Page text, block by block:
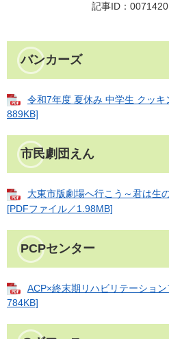
記事ID：0071420
バンカーズ
令和7年度 夏休み 中学生 クッ
889KB]
市民劇団えん
大東市版劇場へ行こう～君は生
[PDFファイル／1.98MB]
PCPセンター
ACP×終末期リハビリテーショ
784KB]